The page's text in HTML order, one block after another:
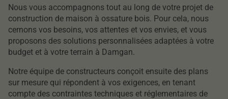
Nous vous accompagnons tout au long de votre projet de
construction de maison à ossature bois. Pour cela, nous
cernons vos besoins, vos attentes et vos envies, et vous
proposons des solutions personnalisées adaptées à votre
budget et à votre terrain à Damgan.
Notre équipe de constructeurs conçoit ensuite des plans
sur mesure qui répondent à vos exigences, en tenant
compte des contraintes techniques et réglementaires de